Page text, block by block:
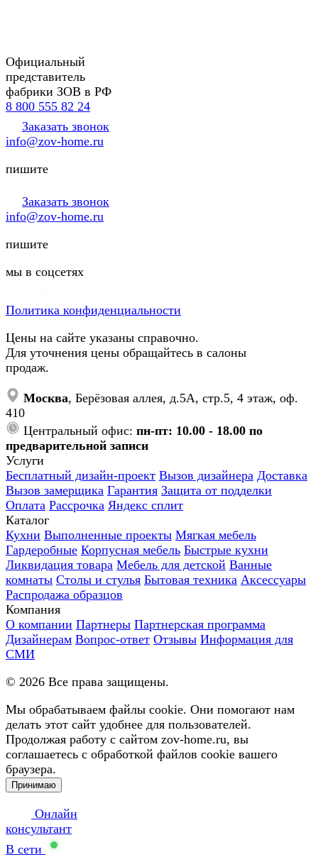
Официальный
представитель
фабрики ЗОВ в РФ
8 800 555 82 24
Заказать звонок
info@zov-home.ru
пишите
Заказать звонок
info@zov-home.ru
пишите
мы в соцсетях
Политика конфиденциальности
Цены на сайте указаны справочно.
Для уточнения цены обращайтесь в салоны
продаж.
Москва, Берёзовая аллея, д.5А, стр.5, 4 этаж, оф.
410
Центральный офис: пн-пт: 10.00 - 18.00 по
предварительной записи
Услуги
Бесплатный дизайн-проект Вызов дизайнера Доставка
Вызов замерщика Гарантия Защита от подделки
Оплата Рассрочка Яндекс сплит
Каталог
Кухни Выполненные проекты Мягкая мебель
Гардеробные Корпусная мебель Быстрые кухни
Ликвидация товара Мебель для детской Ванные
комнаты Столы и стулья Бытовая техника Аксессуары
Распродажа образцов
Компания
О компании Партнеры Партнерская программа
Дизайнерам Вопрос-ответ Отзывы Информация для
СМИ
© 2026 Все права защищены.
Мы обрабатываем файлы cookie. Они помогают нам
делать этот сайт удобнее для пользователей.
Продолжая работу с сайтом zov-home.ru, вы
соглашаетесь с обработкой файлов cookie вашего
браузера.
Принимаю
Онлайн
консультант
В сети